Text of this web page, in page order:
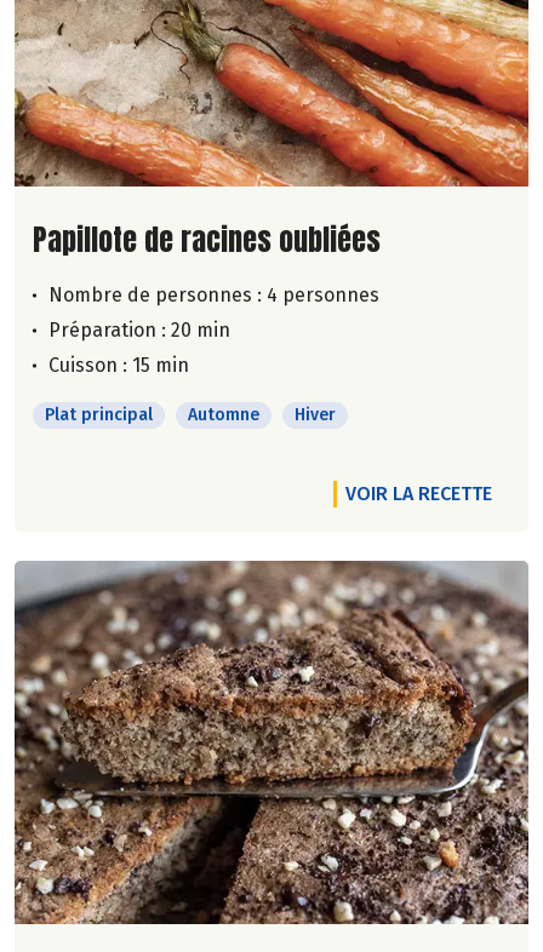
Lire la suite de la recette
Papillote de racines oubliées
Nombre de personnes : 4 personnes
Préparation : 20 min
Cuisson : 15 min
Plat principal Automne Hiver
VOIR LA RECETTE